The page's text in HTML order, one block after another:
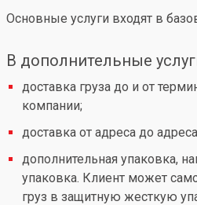
Основные услуги входят в
В дополнительные
доставка груза до и от
компании;
доставка от адреса до
дополнительная упаковка,
упаковка. Клиент может
груз в защитную жесткую